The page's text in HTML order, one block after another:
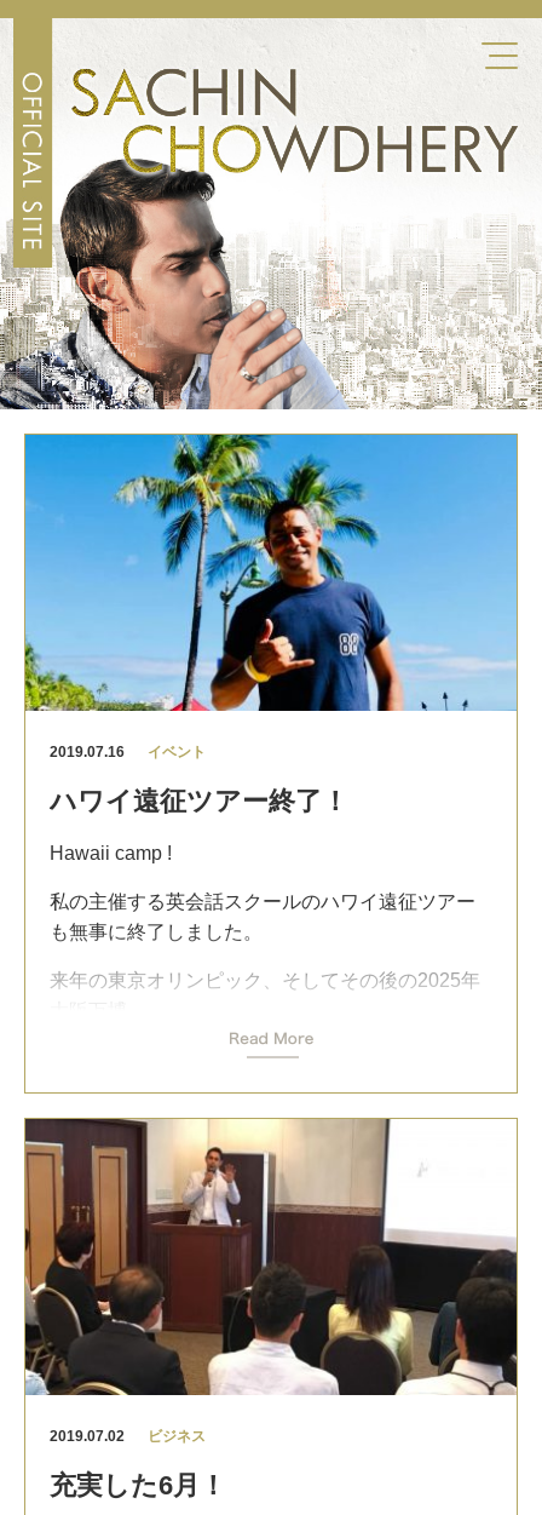
2019.07.16 イベント
ハワイ遠征ツアー終了！
Hawaii camp !
私の主催する英会話スクールのハワイ遠征ツアー
も無事に終了しました。
来年の東京オリンピック、そしてその後の2025年
日本が海外から注目される大イベントを立て続け
に控え、日本における英語への問題意識はかつて
ないほど高まっています。
これは日本にとって非常に良いことです。
英語力は一つ、日本がビジネスにおいて国際競争
力を持つ上でもボトルネックとなっている課題だ
と私は常々、様々な経営者の方達と仕事をする中
で感じてきました。
経営者が自分に英語力がない場合、ビジネス展開
の発想が国内にとどまってしまいがちです。
英語力の不足が世界展開に対する心理的なハード
2019.07.02 ビジネス
充実した6月！